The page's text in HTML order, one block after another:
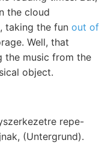
the cloud
taking the fun out of
Well, that
the music from the
object.
(Untergrund).